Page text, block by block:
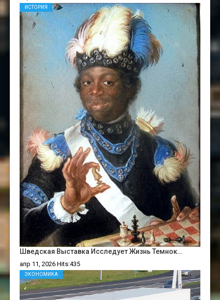
Шведская Выставка Исследует Жизнь Темнок…
апр 11, 2026 Hits:435
ИСТОРИЯ
ЭКОНОМИКА